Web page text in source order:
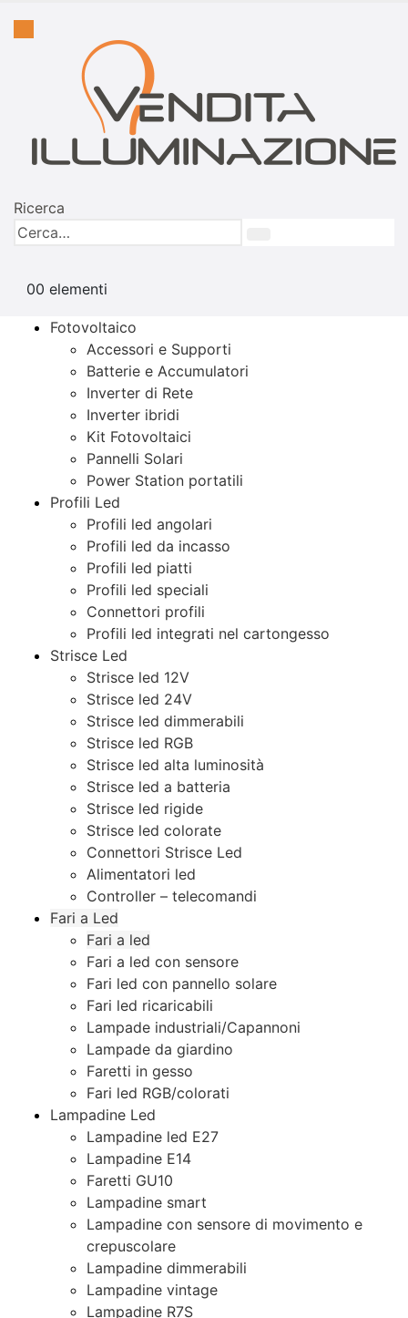
Ricerca
00 elementi
Fotovoltaico
Accessori e Supporti
Batterie e Accumulatori
Inverter di Rete
Inverter ibridi
Kit Fotovoltaici
Pannelli Solari
Power Station portatili
Profili Led
Profili led angolari
Profili led da incasso
Profili led piatti
Profili led speciali
Connettori profili
Profili led integrati nel cartongesso
Strisce Led
Strisce led 12V
Strisce led 24V
Strisce led dimmerabili
Strisce led RGB
Strisce led alta luminosità
Strisce led a batteria
Strisce led rigide
Strisce led colorate
Connettori Strisce Led
Alimentatori led
Controller – telecomandi
Fari a Led
Fari a led
Fari a led con sensore
Fari led con pannello solare
Fari led ricaricabili
Lampade industriali/Capannoni
Lampade da giardino
Faretti in gesso
Fari led RGB/colorati
Lampadine Led
Lampadine led E27
Lampadine E14
Faretti GU10
Lampadine smart
Lampadine con sensore di movimento e
crepuscolare
Lampadine dimmerabili
Lampadine vintage
Lampadine R7S